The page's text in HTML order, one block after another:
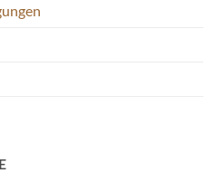
gewählt